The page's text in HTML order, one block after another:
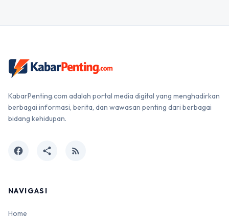
KabarPenting.com adalah portal media digital yang menghadirkan
berbagai informasi, berita, dan wawasan penting dari berbagai
bidang kehidupan.
facebook share rss_feed
NAVIGASI
Home